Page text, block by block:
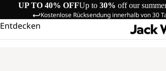
UP TO 40% OFFUp to 30% off our
Kostenlose Rücksendung innerhalb von 30
Entdecken